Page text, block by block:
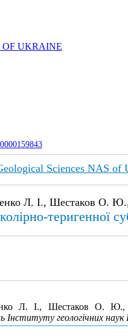
OF UKRAINE
Sciences NAS of
Л. І., Шестаков О.
теригенної
Л. І., Шестаков О. Ю.,
Інституту геологічних